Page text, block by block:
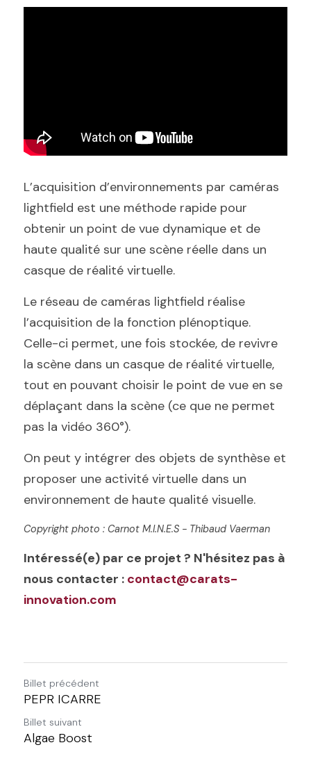
L’acquisition d’environnements par caméras
lightfield est une méthode rapide pour
obtenir un point de vue dynamique et de
haute qualité sur une scène réelle dans un
casque de réalité virtuelle.
Le réseau de caméras lightfield réalise
l’acquisition de la fonction plénoptique.
Celle-ci permet, une fois stockée, de revivre
la scène dans un casque de réalité virtuelle,
tout en pouvant choisir le point de vue en se
déplaçant dans la scène (ce que ne permet
pas la vidéo 360°).
On peut y intégrer des objets de synthèse et
proposer une activité virtuelle dans un
environnement de haute qualité visuelle.
Copyright photo : Carnot M.I.N.E.S - Thibaud Vaerman
Intéressé(e) par ce projet ? N'hésitez pas à
nous contacter : contact@carats-
innovation.com
Billet précédent
PEPR ICARRE
Billet suivant
Algae Boost